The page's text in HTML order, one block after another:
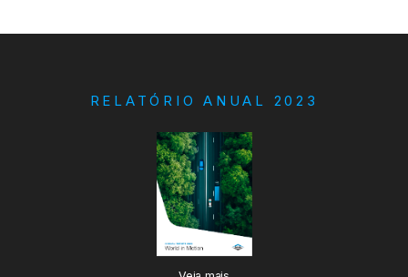
RELATÓRIO ANUAL 2023